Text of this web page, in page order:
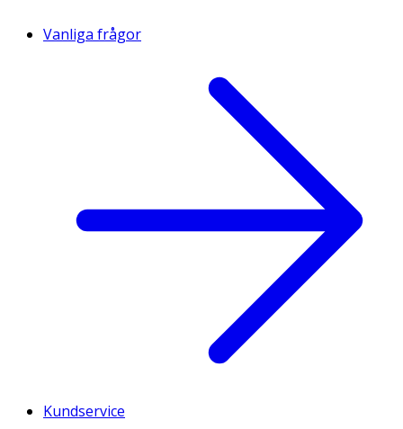
Vanliga frågor
Kundservice